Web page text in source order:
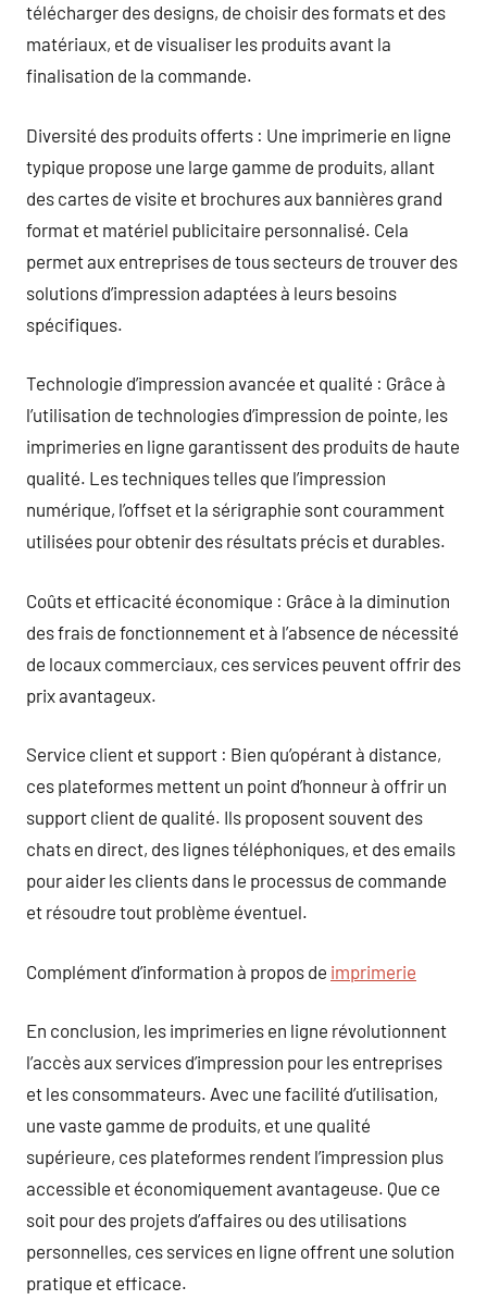
télécharger des designs, de choisir des formats et des
matériaux, et de visualiser les produits avant la
finalisation de la commande.
Diversité des produits offerts : Une imprimerie en ligne
typique propose une large gamme de produits, allant
des cartes de visite et brochures aux bannières grand
format et matériel publicitaire personnalisé. Cela
permet aux entreprises de tous secteurs de trouver des
solutions d’impression adaptées à leurs besoins
spécifiques.
Technologie d’impression avancée et qualité : Grâce à
l’utilisation de technologies d’impression de pointe, les
imprimeries en ligne garantissent des produits de haute
qualité. Les techniques telles que l’impression
numérique, l’offset et la sérigraphie sont couramment
utilisées pour obtenir des résultats précis et durables.
Coûts et efficacité économique : Grâce à la diminution
des frais de fonctionnement et à l’absence de nécessité
de locaux commerciaux, ces services peuvent offrir des
prix avantageux.
Service client et support : Bien qu’opérant à distance,
ces plateformes mettent un point d’honneur à offrir un
support client de qualité. Ils proposent souvent des
chats en direct, des lignes téléphoniques, et des emails
pour aider les clients dans le processus de commande
et résoudre tout problème éventuel.
Complément d’information à propos de imprimerie
En conclusion, les imprimeries en ligne révolutionnent
l’accès aux services d’impression pour les entreprises
et les consommateurs. Avec une facilité d’utilisation,
une vaste gamme de produits, et une qualité
supérieure, ces plateformes rendent l’impression plus
accessible et économiquement avantageuse. Que ce
soit pour des projets d’affaires ou des utilisations
personnelles, ces services en ligne offrent une solution
pratique et efficace.